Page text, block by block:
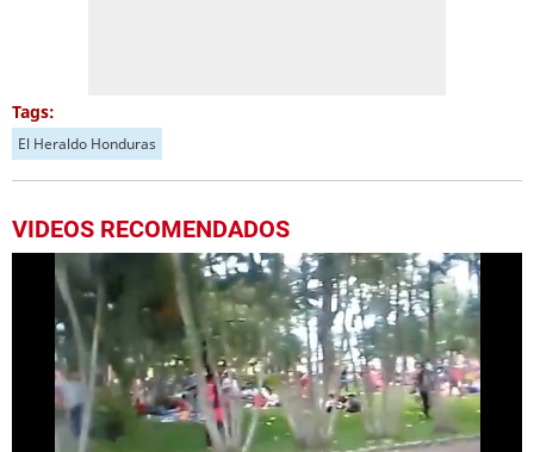
Tags:
El Heraldo Honduras
VIDEOS RECOMENDADOS